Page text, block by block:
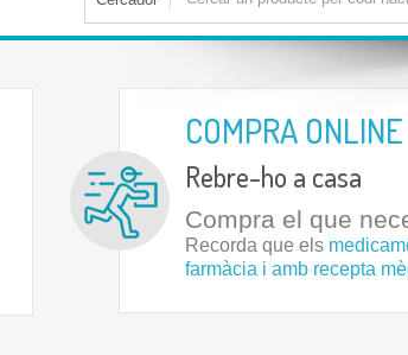
COMPRA ONLINE
Rebre-ho a casa
Compra el que
Recorda que els
farmàcia i amb recepta